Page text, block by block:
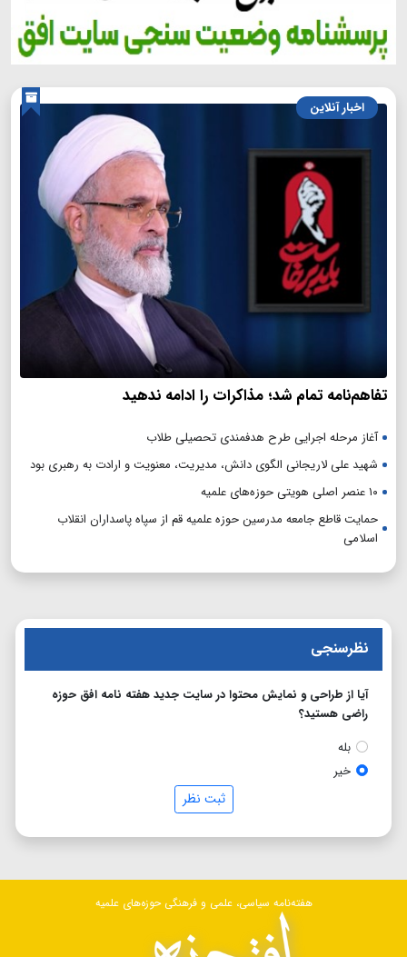
اخبار آنلاین
تفاهم‌نامه تمام شد؛ مذاکرات را ادامه ندهید
آغاز مرحله اجرایی طرح هدفمندی تحصیلی طلاب
شهید علی لاریجانی الگوی دانش، مدیریت، معنویت و ارادت به رهبری بود
۱۰ عنصر اصلی هویتی حوزه‌های علمیه
حمایت قاطع جامعه مدرسین حوزه علمیه قم از سپاه پاسداران انقلاب
اسلامی
نظرسنجی
آیا از طراحی و نمایش محتوا در سایت جدید هفته نامه افق حوزه
راضی هستید؟
بله
خیر
ثبت نظر
هفته‌نامه سیاسی، علمی و فرهنگی حوزه‌های علمیه